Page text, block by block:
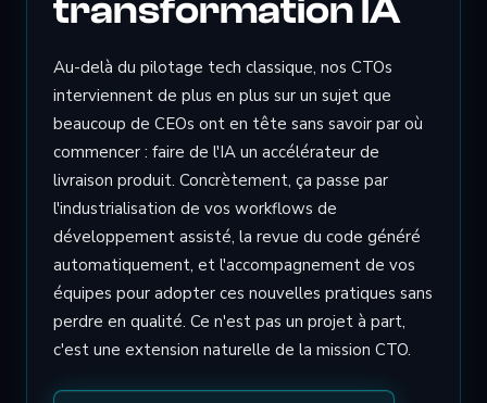
transformation IA
Au-delà du pilotage tech classique, nos CTOs
interviennent de plus en plus sur un sujet que
beaucoup de CEOs ont en tête sans savoir par où
commencer : faire de l'IA un accélérateur de
livraison produit. Concrètement, ça passe par
l'industrialisation de vos workflows de
développement assisté, la revue du code généré
automatiquement, et l'accompagnement de vos
équipes pour adopter ces nouvelles pratiques sans
perdre en qualité. Ce n'est pas un projet à part,
c'est une extension naturelle de la mission CTO.